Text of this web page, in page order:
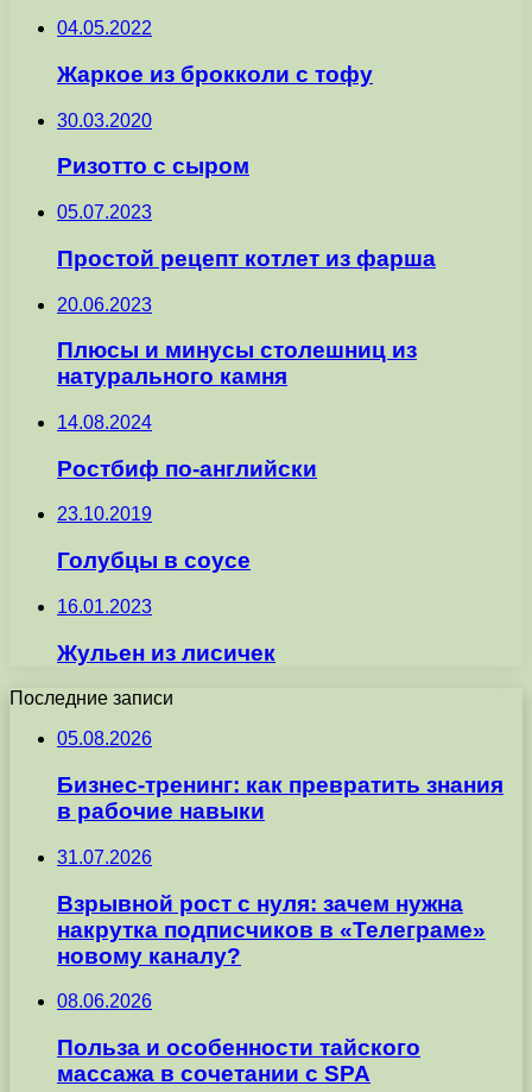
04.05.2022
Жаркое из брокколи с тофу
30.03.2020
Ризотто с сыром
05.07.2023
Простой рецепт котлет из фарша
20.06.2023
Плюсы и минусы столешниц из
натурального камня
14.08.2024
Ростбиф по-английски
23.10.2019
Голубцы в соусе
16.01.2023
Жульен из лисичек
Последние записи
05.08.2026
Бизнес-тренинг: как превратить знания
в рабочие навыки
31.07.2026
Взрывной рост с нуля: зачем нужна
накрутка подписчиков в «Телеграме»
новому каналу?
08.06.2026
Польза и особенности тайского
массажа в сочетании с SPA